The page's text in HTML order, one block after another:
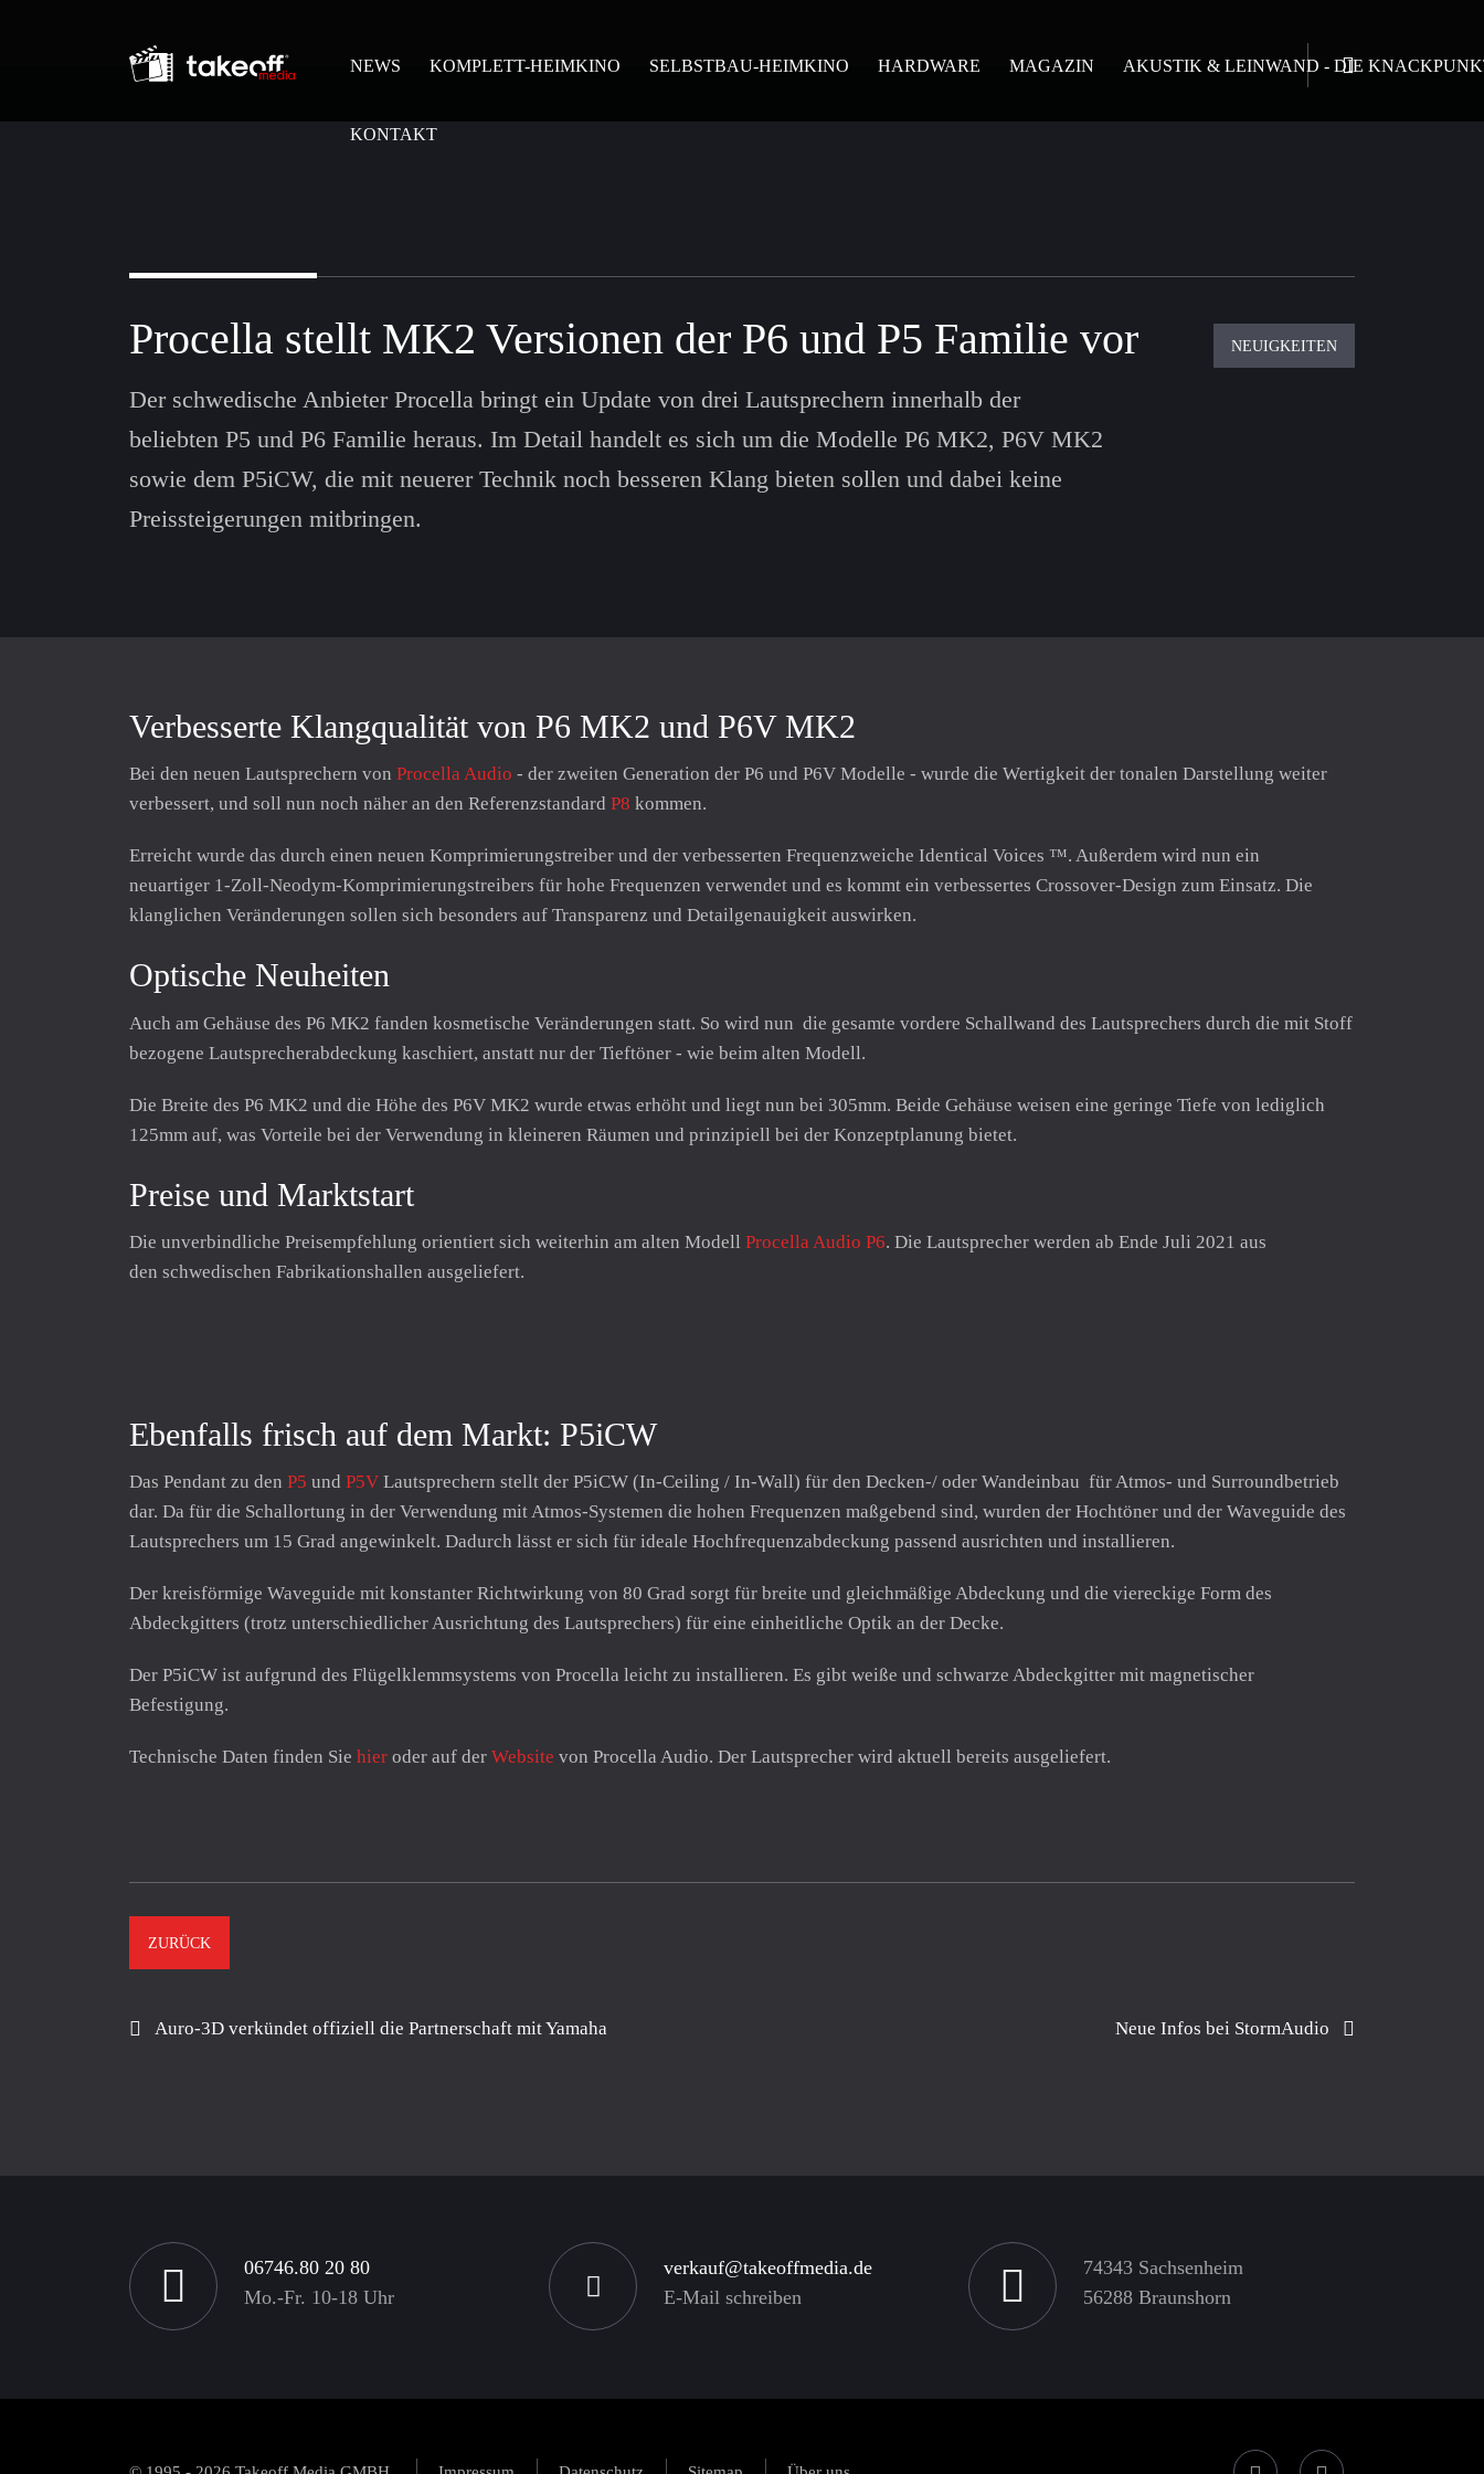
NEWS KOMPLETT-HEIMKINO SELBSTBAU-HEIMKINO HARDWARE MAGAZIN AKUSTIK & LEINWAND - DIE
KONTAKT
NEUIGKEITEN
Procella stellt MK2 Versionen der P6 und P5 Familie vor
Der schwedische Anbieter Procella bringt ein Update von drei Lautsprechern innerhalb der
beliebten P5 und P6 Familie heraus. Im Detail handelt es sich um die Modelle P6 MK2, P6V MK2
sowie dem P5iCW, die mit neuerer Technik noch besseren Klang bieten sollen und dabei keine
Preissteigerungen mitbringen.
Verbesserte Klangqualität von P6 MK2 und P6V MK2
Bei den neuen Lautsprechern von Procella Audio - der zweiten Generation der P6 und P6V Modelle - wurde die Wertigkeit der tonalen Darstellung weiter
verbessert, und soll nun noch näher an den Referenzstandard P8 kommen.
Erreicht wurde das durch einen neuen Komprimierungstreiber und der verbesserten Frequenzweiche Identical Voices ™. Außerdem wird nun ein
neuartiger 1-Zoll-Neodym-Komprimierungstreibers für hohe Frequenzen verwendet und es kommt ein verbessertes Crossover-Design zum Einsatz. Die
klanglichen Veränderungen sollen sich besonders auf Transparenz und Detailgenauigkeit auswirken.
Optische Neuheiten
Auch am Gehäuse des P6 MK2 fanden kosmetische Veränderungen statt. So wird nun die gesamte vordere Schallwand des Lautsprechers durch die mit Stoff
bezogene Lautsprecherabdeckung kaschiert, anstatt nur der Tieftöner - wie beim alten Modell.
Die Breite des P6 MK2 und die Höhe des P6V MK2 wurde etwas erhöht und liegt nun bei 305mm. Beide Gehäuse weisen eine geringe Tiefe von lediglich
125mm auf, was Vorteile bei der Verwendung in kleineren Räumen und prinzipiell bei der Konzeptplanung bietet.
Preise und Marktstart
Die unverbindliche Preisempfehlung orientiert sich weiterhin am alten Modell Procella Audio P6. Die Lautsprecher werden ab Ende Juli 2021 aus
den schwedischen Fabrikationshallen ausgeliefert.
Ebenfalls frisch auf dem Markt: P5iCW
Das Pendant zu den P5 und P5V Lautsprechern stellt der P5iCW (In-Ceiling / In-Wall) für den Decken-/ oder Wandeinbau für Atmos- und Surroundbetrieb
dar. Da für die Schallortung in der Verwendung mit Atmos-Systemen die hohen Frequenzen maßgebend sind, wurden der Hochtöner und der Waveguide des
Lautsprechers um 15 Grad angewinkelt. Dadurch lässt er sich für ideale Hochfrequenzabdeckung passend ausrichten und installieren.
Der kreisförmige Waveguide mit konstanter Richtwirkung von 80 Grad sorgt für breite und gleichmäßige Abdeckung und die viereckige Form des
Abdeckgitters (trotz unterschiedlicher Ausrichtung des Lautsprechers) für eine einheitliche Optik an der Decke.
Der P5iCW ist aufgrund des Flügelklemmsystems von Procella leicht zu installieren. Es gibt weiße und schwarze Abdeckgitter mit magnetischer
Befestigung.
Technische Daten finden Sie hier oder auf der Website von Procella Audio. Der Lautsprecher wird aktuell bereits ausgeliefert.
ZURÜCK
Auro-3D verkündet offiziell die Partnerschaft mit Yamaha Neue Infos bei StormAudio
06746.80 20 80
Mo.-Fr. 10-18 Uhr
verkauf@takeoffmedia.de
E-Mail schreiben
74343 Sachsenheim
56288 Braunshorn